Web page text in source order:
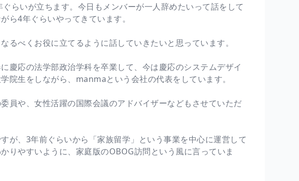
らいが立ちます。今日もメンバーが一人辞めたいって話をして
ら4年ぐらいやってきています。
るべくお役に立てるように話していきたいと思っています。
慶応の法学部政治学科を卒業して、今は慶応のシステムデザイ
院生をしながら、manmaという会社の代表をしています。
員や、女性活躍の国際会議のアドバイザーなどもさせていただ
が、3年前ぐらいから「家族留学」という事業を中心に運営して
りやすいように、家庭版のOBOG訪問という風に言っていま